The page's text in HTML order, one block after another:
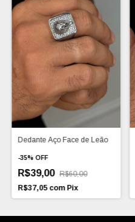
Dedante Aço Face de Leão
-35% OFF
R$39,00 R$60,00
R$37,05 com Pix